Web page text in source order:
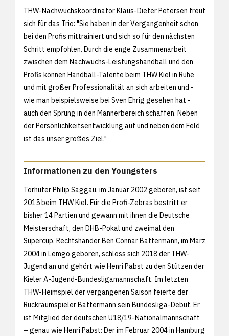
THW-Nachwuchskoordinator Klaus-Dieter Petersen freut
sich für das Trio: "Sie haben in der Vergangenheit schon
bei den Profis mittrainiert und sich so für den nächsten
Schritt empfohlen. Durch die enge Zusammenarbeit
zwischen dem Nachwuchs-Leistungshandball und den
Profis können Handball-Talente beim THW Kiel in Ruhe
und mit großer Professionalität an sich arbeiten und -
wie man beispielsweise bei Sven Ehrig gesehen hat -
auch den Sprung in den Männerbereich schaffen. Neben
der Persönlichkeitsentwicklung auf und neben dem Feld
ist das unser großes Ziel."
Informationen zu den Youngsters
Torhüter Philip Saggau, im Januar 2002 geboren, ist seit
2015 beim THW Kiel. Für die Profi-Zebras bestritt er
bisher 14 Partien und gewann mit ihnen die Deutsche
Meisterschaft, den DHB-Pokal und zweimal den
Supercup. Rechtshänder Ben Connar Battermann, im März
2004 in Lemgo geboren, schloss sich 2018 der THW-
Jugend an und gehört wie Henri Pabst zu den Stützen der
Kieler A-Jugend-Bundesligamannschaft. Im letzten
THW-Heimspiel der vergangenen Saison feierte der
Rückraumspieler Battermann sein Bundesliga-Debüt. Er
ist Mitglied der deutschen U18/19-Nationalmannschaft
– genau wie Henri Pabst: Der im Februar 2004 in Hamburg